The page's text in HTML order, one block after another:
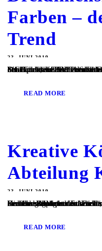
Farben –
Trend
23. JUNI 2019
Dreidimensionale Farben – der neueste Trend Ehemalige Schülerin der GSMGH und TOP-Friseurin als Referentin Im berufspraktischen Unterricht erlebten die Schülerinnen und Schüler der K3FR einen Einblick in die aktuellsten Farbtrends der Friseurbranche. Veranstaltet hatten dieses hochkarätige Seminar der Fachlehrer Herr Pommert und die Friseurmeisterin Frau Gsell. Frau Gsell, einst selbst Schülerin der Gewerblichen Schule MGH,...
READ MORE
Kreative
Abteilung
23. JUNI 2019
Kreative Köpfe in der Abteilung Körperpflege Kreativ, bunt und ein hohes Maß an handwerklichem Geschick bei den Projekten Die Ausbildung zur Friseurin/ zum Friseur basiert auf einem lernfeldorientierten Unterricht,
READ MORE